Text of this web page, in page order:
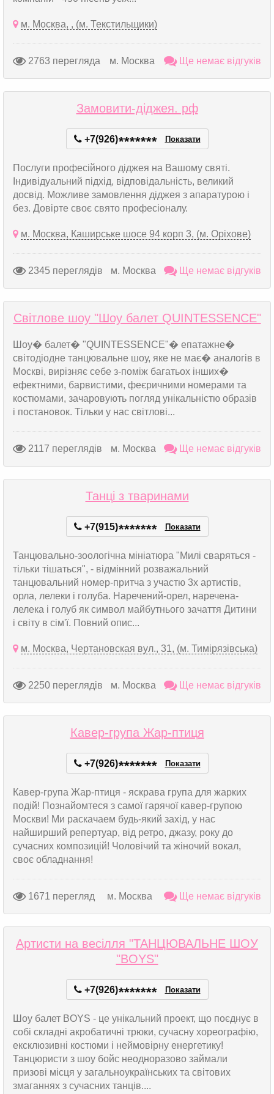
м. Москва, , (м. Текстильщики)
2763 перегляда м. Москва Ще немає відгуків
Замовити-діджея. рф
+7(926)******* Показати
Послуги професійного діджея на Вашому святі.
Індивідуальний підхід, відповідальність, великий
досвід. Можливе замовлення діджея з апаратурою і
без. Довірте своє свято професіоналу.
м. Москва, Каширське шосе 94 корп 3, (м. Оріхове)
2345 переглядів м. Москва Ще немає відгуків
Світлове шоу "Шоу балет QUINTESSENCE"
Шоу� балет� "QUINTESSENCE"� епатажне�
світодіодне танцювальне шоу, яке не має� аналогів в
Москві, вирізняє себе з-поміж багатьох інших�
ефектними, барвистими, феєричними номерами та
костюмами, зачаровують погляд унікальністю образів
і постановок. Тільки у нас світлові...
2117 переглядів м. Москва Ще немає відгуків
Танці з тваринами
+7(915)******* Показати
Танцювально-зоологічна мініатюра "Милі сваряться -
тільки тішаться", - відмінний розважальний
танцювальний номер-притча з участю 3х артистів,
орла, лелеки і голуба. Наречений-орел, наречена-
лелека і голуб як символ майбутнього зачаття Дитини
і світу в сім'ї. Повний опис...
м. Москва, Чертановская вул., 31, (м. Тимірязівська)
2250 переглядів м. Москва Ще немає відгуків
Кавер-група Жар-птиця
+7(926)******* Показати
Кавер-група Жар-птиця - яскрава група для жарких
подій! Познайомтеся з самої гарячої кавер-групою
Москви! Ми раскачаем будь-який захід, у нас
найширший репертуар, від ретро, джазу, року до
сучасних композицій! Чоловічий та жіночий вокал,
своє обладнання!
1671 перегляд м. Москва Ще немає відгуків
Артисти на весілля "ТАНЦЮВАЛЬНЕ ШОУ
"BOYS"
+7(926)******* Показати
Шоу балет BOYS - це унікальний проект, що поєднує в
собі складні акробатичні трюки, сучасну хореографію,
ексклюзивні костюми і неймовірну енергетику!
Танцюристи з шоу бойс неодноразово займали
призові місця у загальноукраїнських та світових
змаганнях з сучасних танців....